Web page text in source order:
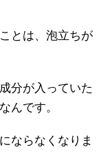
とは、泡立ちが
分が入っていた
んです。
ならなくなりま